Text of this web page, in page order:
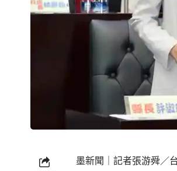
墨新聞 ｜記者張游舜／